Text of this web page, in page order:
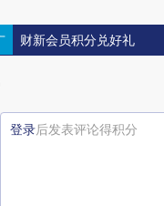
财新会员积分兑好礼
登录后发表评论得积分